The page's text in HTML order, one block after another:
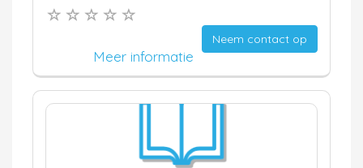
Neem contact op
Meer informatie